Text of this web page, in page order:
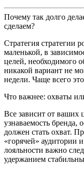
Почему так долго
сделаем?
Стратегия стратегии
маленькой, в
целей, необходимого
никакой вариант не
недели. Чаще всего
Что важнее: охваты
Все зависит от ваших
узнаваемость бренда,
должен стать охват.
«горячей» аудитории
лояльности важно
удержанием